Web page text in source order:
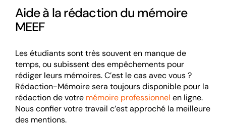
Aide à la rédaction du mémoire
MEEF
Les étudiants sont très souvent en manque de
temps, ou subissent des empêchements pour
rédiger leurs mémoires. C’est le cas avec vous ?
Rédaction-Mémoire sera toujours disponible pour la
rédaction de votre mémoire professionnel en ligne.
Nous confier votre travail c’est approché la meilleure
des mentions.